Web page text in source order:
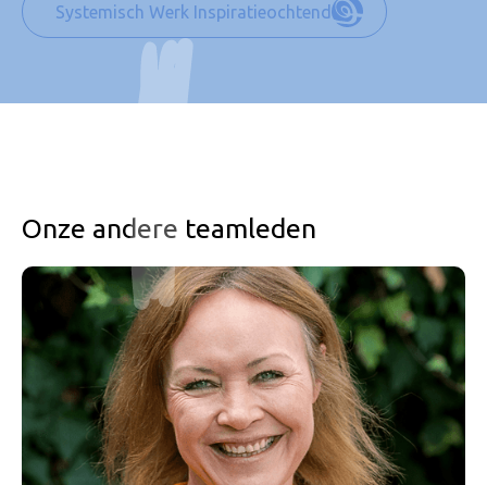
Systemisch Werk Inspiratieochtend
Onze andere teamleden